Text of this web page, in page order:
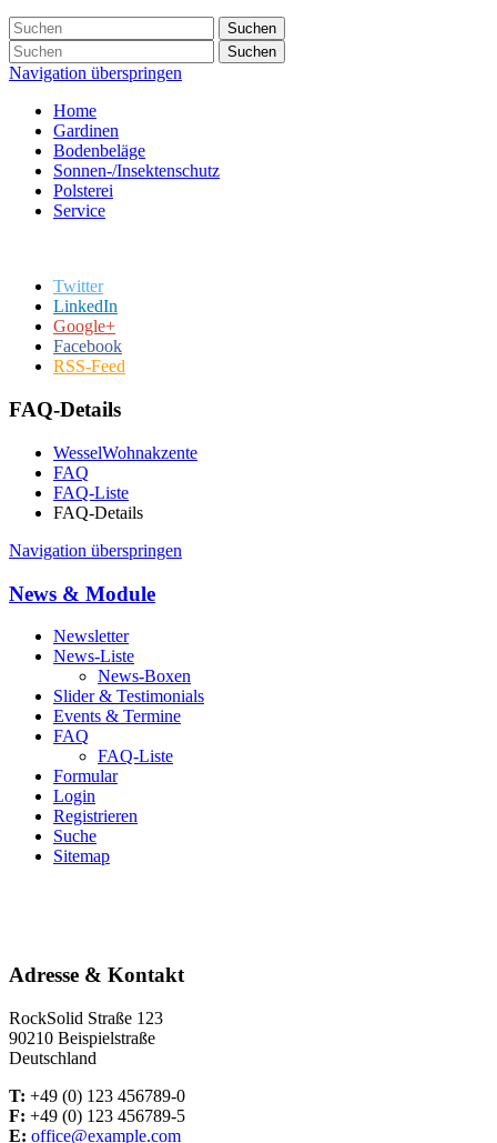
Suchen
Suchen
Navigation überspringen
Home
Gardinen
Bodenbeläge
Sonnen-/Insektenschutz
Polsterei
Service
Twitter
LinkedIn
Google+
Facebook
RSS-Feed
FAQ-Details
WesselWohnakzente
FAQ
FAQ-Liste
FAQ-Details
Navigation überspringen
News & Module
Newsletter
News-Liste
News-Boxen
Slider & Testimonials
Events & Termine
FAQ
FAQ-Liste
Formular
Login
Registrieren
Suche
Sitemap
Adresse & Kontakt
RockSolid Straße 123
90210 Beispielstraße
Deutschland
T: +49 (0) 123 456789-0
F: +49 (0) 123 456789-5
E: office@example.com